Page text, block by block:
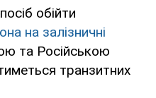
обійти
на залізничні
та Російською
транзитних